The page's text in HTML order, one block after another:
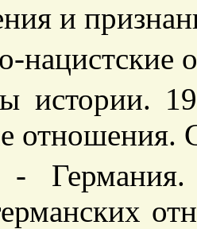
и
истории.
отношения.
Германия.